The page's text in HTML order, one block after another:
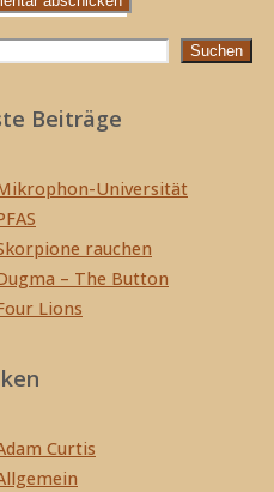
Suchen
Beiträge
Universität
rauchen
– The Button
Lions
Curtis